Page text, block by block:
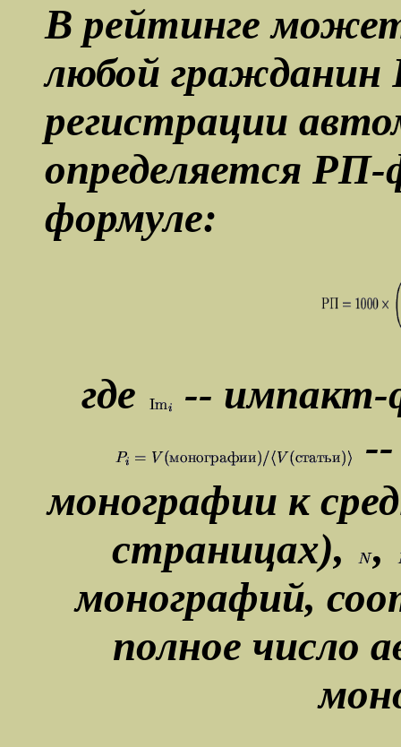
В рейтинге
любой гражданин
регистрации
определяется РП-
формуле:
гдe
--
монографии к
страницах),
,
монографий,
полное число